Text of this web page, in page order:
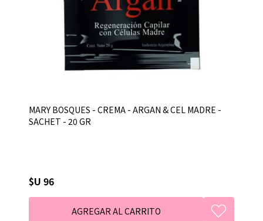
MARY BOSQUES - CREMA - ARGAN & CEL MADRE -
SACHET - 20 GR
$U 96